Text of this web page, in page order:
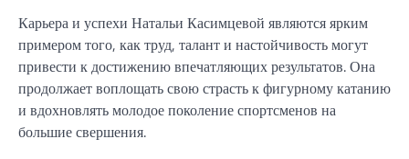
Карьера и успехи Натальи Касимцевой являются ярким
примером того, как труд, талант и настойчивость могут
привести к достижению впечатляющих результатов. Она
продолжает воплощать свою страсть к фигурному катанию
и вдохновлять молодое поколение спортсменов на
большие свершения.